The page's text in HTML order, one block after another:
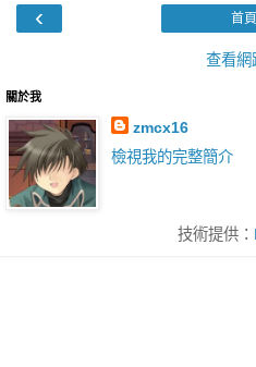
‹ 首頁
查看網
關於我
zmcx16
檢視我的完整簡介
技術提供：